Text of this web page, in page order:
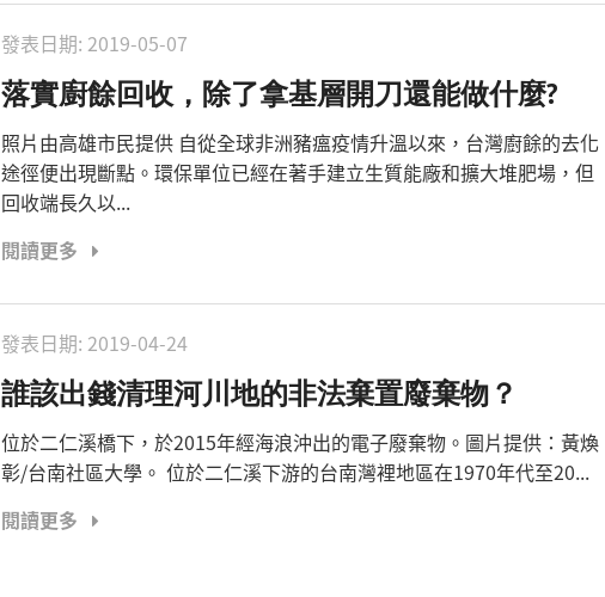
發表日期: 2019-05-07
落實廚餘回收，除了拿基層開刀還能做什麼?
照片由高雄市民提供 自從全球非洲豬瘟疫情升溫以來，台灣廚餘的去化
途徑便出現斷點。環保單位已經在著手建立生質能廠和擴大堆肥場，但
回收端長久以...
閱讀更多
發表日期: 2019-04-24
誰該出錢清理河川地的非法棄置廢棄物？
位於二仁溪橋下，於2015年經海浪沖出的電子廢棄物。圖片提供：黃煥
彰/台南社區大學。 位於二仁溪下游的台南灣裡地區在1970年代至20...
閱讀更多